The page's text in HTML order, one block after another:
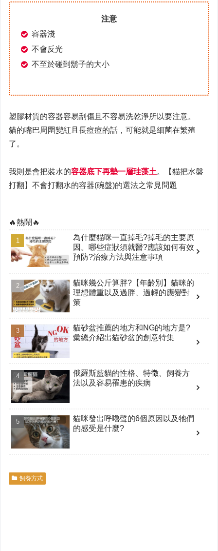
注意
容器淺
不會反光
不至於碰到鬍子的大小
塑膠材質的容器容易刮傷且不容易洗乾淨所以要注意。
貓的嘴巴周圍變紅且長痘痘的話，可能就是細菌在繁殖
了。
我則是會把裝水的容器底下再墊一層珪藻土。【貓把水盤
打翻】不會打翻水的容器(碗盤)的選法之常見問題
🔥熱鬧🔥
為什麼貓咪一直掉毛?掉毛的主要原
因。哪些症狀須就醫?應該如何有效
預防?治療方法與注意事項
貓咪幾公斤算胖?【年齡別】貓咪的
理想體重以及過胖、過輕的應變對
策
貓砂盆推薦的地方和NG的地方是?
彙總介紹出貓砂盆的創意特集
俄羅斯藍貓的性格、特徴、飼養方
法以及容易罹患的疾病
貓咪發出呼嚕聲的6個原因以及牠們
的感受是什麼?
飼養方式